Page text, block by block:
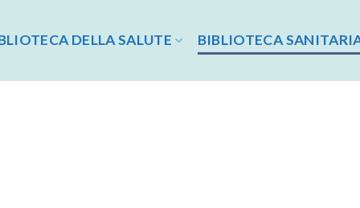
DELLA SALUTE BIBLIOTECA